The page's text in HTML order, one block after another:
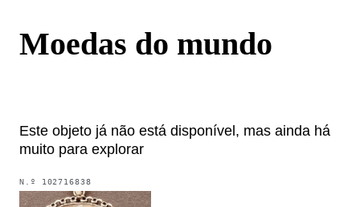
Moedas do mundo
Este objeto já não está disponível, mas ainda há
muito para explorar
N.º 102716838